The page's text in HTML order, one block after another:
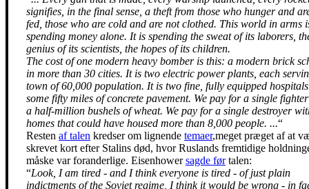
signifies, in the final sense, a theft from those who hunger and
fed, those who are cold and are not clothed. This world in arms
spending money alone. It is spending the sweat of its laborers,
genius of its scientists, the hopes of its children.
The cost of one modern heavy bomber is this: a modern brick
in more than 30 cities. It is two electric power plants, each
town of 60,000 population. It is two fine, fully equipped
some fifty miles of concrete pavement. We pay for a single
a half-million bushels of wheat. We pay for a single destroyer
homes that could have housed more than 8,000 people. ...“
Resten af talen kredser om lignende temaer,meget præget af at
skrevet kort efter Stalins død, hvor Ruslands fremtidige
måske var foranderlige. Eisenhowersagde førtalen:
“Look, I am tired - and I think everyone is tired - of just plain
indictments of the Soviet regime, I think it would be wrong - in